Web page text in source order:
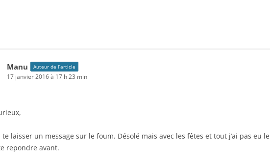
Manu Auteur de l’article
17 janvier 2016 à 17 h 23 min
te laisser un message sur le foum. Désolé mais avec les fêtes et tout j’ai pas eu le
repondre avant.